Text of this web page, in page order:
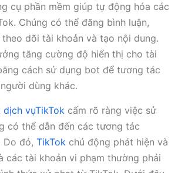
cụ phần mềm giúp tự động hóa các
Chúng có thể đăng bình luận,
dõi tài khoản và tạo nội dung.
tăng cường độ hiển thị cho tài
cách sử dụng bot để tương tác
dùng khác.
dịch vụTikTok cấm rõ ràng việc sử
có thể dẫn đến các tương tác
Do đó, TikTok chủ động phát hiện và
các tài khoản vi phạm thường phải